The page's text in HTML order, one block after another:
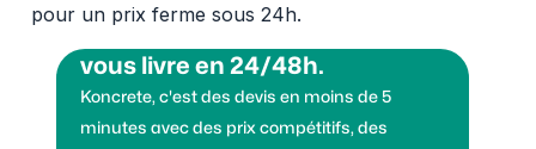
pour un prix ferme sous 24h.
vous livre en 24/48h.
Koncrete, c'est des devis en moins de 5
minutes avec des prix compétitifs, des